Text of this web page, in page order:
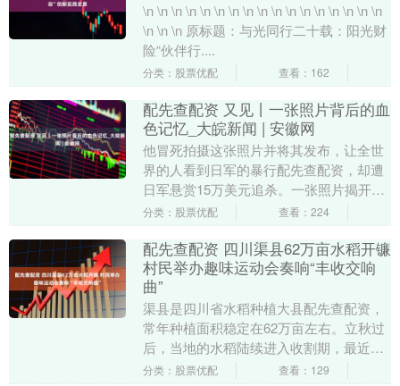
\n \n \n \n \n \n \n \n \n \n \n \n \n \n \n \n \n
\n \n \n 原标题：与光同行二十载：阳光财
险“伙伴行....
分类：股票优配 查看：162
配先查配资 又见丨一张照片背后的血
色记忆_大皖新闻 | 安徽网
他冒死拍摄这张照片并将其发布，让全世
界的人看到日军的暴行配先查配资，却遭
日军悬赏15万美元追杀。一张照片揭开血
色记忆，历史永远比影像更加残酷，勿忘
分类：股票优配 查看：224
配先查配资 四川渠县62万亩水稻开镰
村民举办趣味运动会奏响“丰收交响
曲”
渠县是四川省水稻种植大县配先查配资，
常年种植面积稳定在62万亩左右。立秋过
后，当地的水稻陆续进入收割期，最近两
天已有新米抢鲜上市。 \n \n 村民用稻草制
分类：股票优配 查看：129